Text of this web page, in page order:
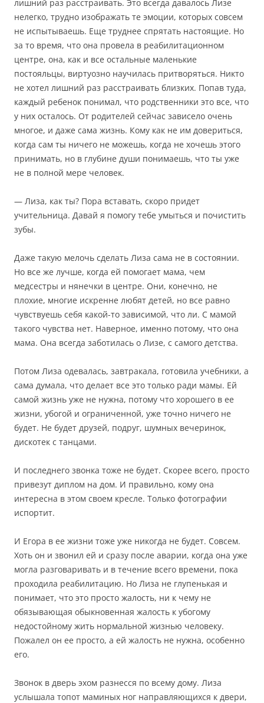
лишний раз расстраивать. Это всегда давалось Лизе
нелегко, трудно изображать те эмоции, которых совсем
не испытываешь. Еще труднее спрятать настоящие. Но
за то время, что она провела в реабилитационном
центре, она, как и все остальные маленькие
постояльцы, виртуозно научилась притворяться. Никто
не хотел лишний раз расстраивать близких. Попав туда,
каждый ребенок понимал, что родственники это все, что
у них осталось. От родителей сейчас зависело очень
многое, и даже сама жизнь. Кому как не им довериться,
когда сам ты ничего не можешь, когда не хочешь этого
принимать, но в глубине души понимаешь, что ты уже
не в полной мере человек.
— Лиза, как ты? Пора вставать, скоро придет
учительница. Давай я помогу тебе умыться и почистить
зубы.
Даже такую мелочь сделать Лиза сама не в состоянии.
Но все же лучше, когда ей помогает мама, чем
медсестры и нянечки в центре. Они, конечно, не
плохие, многие искренне любят детей, но все равно
чувствуешь себя какой-то зависимой, что ли. С мамой
такого чувства нет. Наверное, именно потому, что она
мама. Она всегда заботилась о Лизе, с самого детства.
Потом Лиза одевалась, завтракала, готовила учебники, а
сама думала, что делает все это только ради мамы. Ей
самой жизнь уже не нужна, потому что хорошего в ее
жизни, убогой и ограниченной, уже точно ничего не
будет. Не будет друзей, подруг, шумных вечеринок,
дискотек с танцами.
И последнего звонка тоже не будет. Скорее всего, просто
привезут диплом на дом. И правильно, кому она
интересна в этом своем кресле. Только фотографии
испортит.
И Егора в ее жизни тоже уже никогда не будет. Совсем.
Хоть он и звонил ей и сразу после аварии, когда она уже
могла разговаривать и в течение всего времени, пока
проходила реабилитацию. Но Лиза не глупенькая и
понимает, что это просто жалость, ни к чему не
обязывающая обыкновенная жалость к убогому
недостойному жить нормальной жизнью человеку.
Пожалел он ее просто, а ей жалость не нужна, особенно
его.
Звонок в дверь эхом разнесся по всему дому. Лиза
услышала топот маминых ног направляющихся к двери,